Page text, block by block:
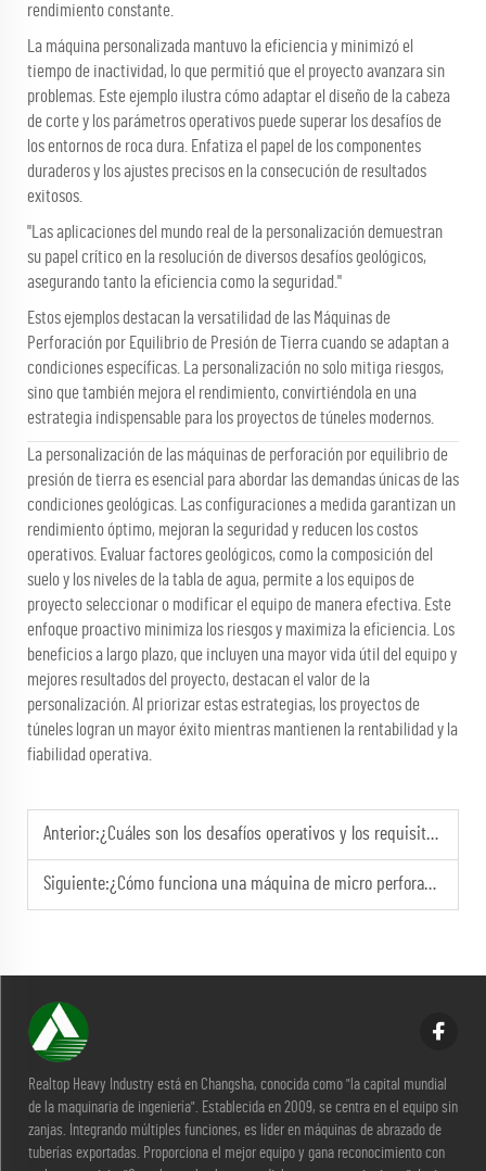
rendimiento constante.
La máquina personalizada mantuvo la eficiencia y minimizó el
tiempo de inactividad, lo que permitió que el proyecto avanzara sin
problemas. Este ejemplo ilustra cómo adaptar el diseño de la cabeza
de corte y los parámetros operativos puede superar los desafíos de
los entornos de roca dura. Enfatiza el papel de los componentes
duraderos y los ajustes precisos en la consecución de resultados
exitosos.
"Las aplicaciones del mundo real de la personalización demuestran
su papel crítico en la resolución de diversos desafíos geológicos,
asegurando tanto la eficiencia como la seguridad."
Estos ejemplos destacan la versatilidad de las Máquinas de
Perforación por Equilibrio de Presión de Tierra cuando se adaptan a
condiciones específicas. La personalización no solo mitiga riesgos,
sino que también mejora el rendimiento, convirtiéndola en una
estrategia indispensable para los proyectos de túneles modernos.
La personalización de las máquinas de perforación por equilibrio de
presión de tierra es esencial para abordar las demandas únicas de las
condiciones geológicas. Las configuraciones a medida garantizan un
rendimiento óptimo, mejoran la seguridad y reducen los costos
operativos. Evaluar factores geológicos, como la composición del
suelo y los niveles de la tabla de agua, permite a los equipos de
proyecto seleccionar o modificar el equipo de manera efectiva. Este
enfoque proactivo minimiza los riesgos y maximiza la eficiencia. Los
beneficios a largo plazo, que incluyen una mayor vida útil del equipo y
mejores resultados del proyecto, destacan el valor de la
personalización. Al priorizar estas estrategias, los proyectos de
túneles logran un mayor éxito mientras mantienen la rentabilidad y la
fiabilidad operativa.
Anterior:¿Cuáles son los desafíos operativos y los requisitos de mantenimiento de una máquina de perforación de tubos de equilibrio de presión terrestre?
Siguiente:¿Cómo funciona una máquina de micro perforado de tuberías para instalar túneles y conductos de servicios públicos?
Realtop Heavy Industry está en Changsha, conocida como "la capital mundial
de la maquinaria de ingeniería". Establecida en 2009, se centra en el equipo sin
zanjas. Integrando múltiples funciones, es líder en máquinas de abrazado de
tuberías exportadas. Proporciona el mejor equipo y gana reconocimiento con